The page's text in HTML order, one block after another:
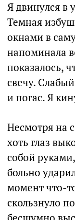
Я двинулся в
Темная
окнами в
напоминала
показалось,
свечу.
и погас. Я
Несмотря на
хоть глаз
собой
больно
момент что-
скользнуло